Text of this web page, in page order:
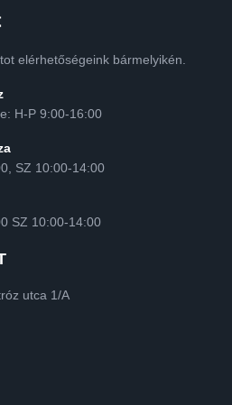
elérhetőségeink bármelyikén.
H-P 9:00-16:00
SZ 10:00-14:00
SZ 10:00-14:00
utca 1/A